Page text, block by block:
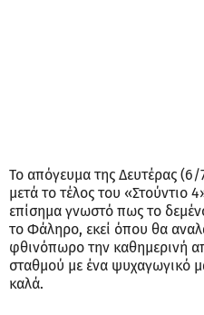
Το απόγευμα της Δευτέρας (6/
μετά το τέλος του «Στούντιο
επίσημα γνωστό πως το
το Φάληρο, εκεί όπου θα
φθινόπωρο την καθημερινή
σταθμού με ένα ψυχαγωγικό
καλά.